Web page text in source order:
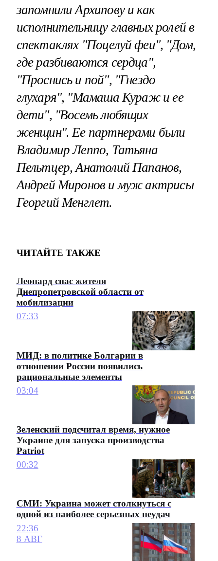
запомнили Архипову и как
исполнительницу главных ролей в
спектаклях "Поцелуй феи", "Дом,
где разбиваются сердца",
"Проснись и пой", "Гнездо
глухаря", "Мамаша Кураж и ее
дети", "Восемь любящих
женщин". Ее партнерами были
Владимир Леппо, Татьяна
Пельтцер, Анатолий Папанов,
Андрей Миронов и муж актрисы
Георгий Менглет.
ЧИТАЙТЕ ТАКЖЕ
Леопард спас жителя
Днепропетровской области от
мобилизации
07:33
МИД: в политике Болгарии в
отношении России появились
рациональные элементы
03:04
Зеленский подсчитал время, нужное
Украине для запуска производства
Patriot
00:32
СМИ: Украина может столкнуться с
одной из наиболее серьезных неудач
22:36
8 АВГ